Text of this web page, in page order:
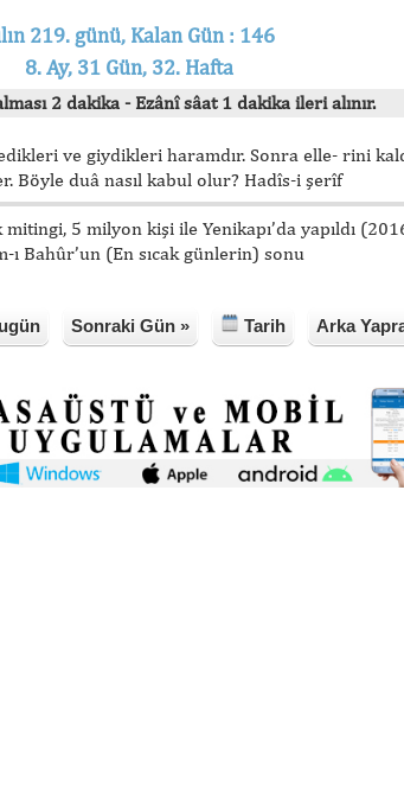
219. günü, Kalan Gün : 146
8. Ay, 31 Gün, 32. Hafta
2 dakika - Ezânî sâat 1 dakika ileri alınır.
ve giydikleri haramdır. Sonra elle- rini
Böyle duâ nasıl kabul olur? Hadîs-i şerîf
5 milyon kişi ile Yenikapı’da yapıldı
ı Bahûr’un (En sıcak günlerin) sonu
Sonraki Gün » Tarih Arka